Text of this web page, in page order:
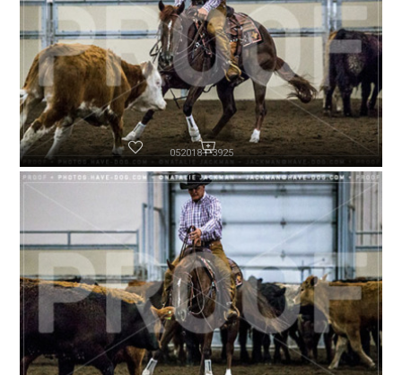
052018-P3925